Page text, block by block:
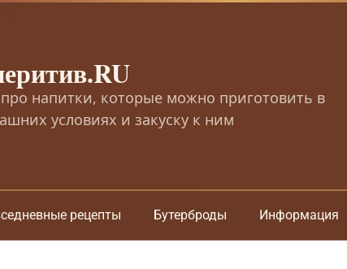
напитки, которые можно приготовить в
условиях и закуску к ним
рецепты Бутерброды Информация